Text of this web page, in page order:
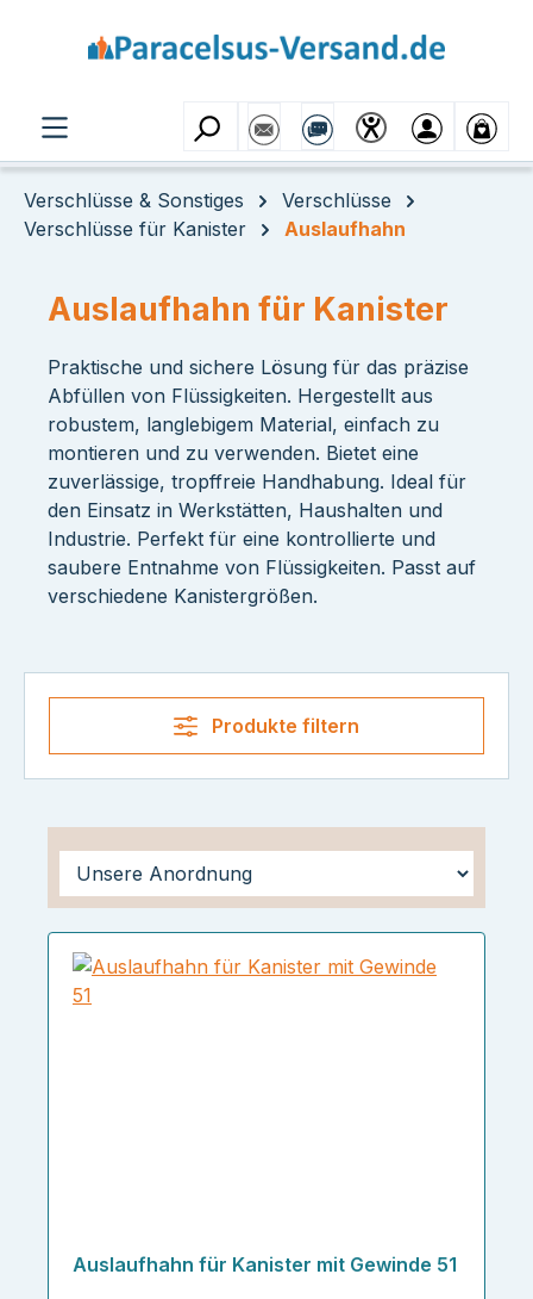
Verschlüsse & Sonstiges
Verschlüsse
Verschlüsse für Kanister
Auslaufhahn
Auslaufhahn für Kanister
Praktische und sichere Lösung für das präzise
Abfüllen von Flüssigkeiten. Hergestellt aus
robustem, langlebigem Material, einfach zu
montieren und zu verwenden. Bietet eine
zuverlässige, tropffreie Handhabung. Ideal für
den Einsatz in Werkstätten, Haushalten und
Industrie. Perfekt für eine kontrollierte und
saubere Entnahme von Flüssigkeiten. Passt auf
verschiedene Kanistergrößen.
Produkte filtern
Auslaufhahn für Kanister mit Gewinde 51